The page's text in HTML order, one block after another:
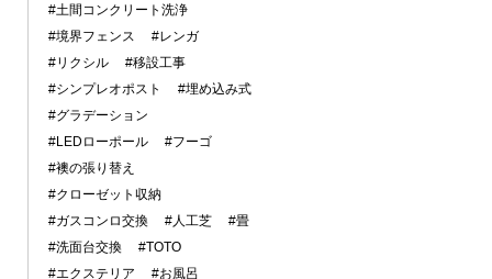
#土間コンクリート洗浄
#境界フェンス
#レンガ
#リクシル
#移設工事
#シンプレオポスト
#埋め込み式
#グラデーション
#LEDローポール
#フーゴ
#襖の張り替え
#クローゼット収納
#ガスコンロ交換
#人工芝
#畳
#洗面台交換
#TOTO
#エクステリア
#お風呂